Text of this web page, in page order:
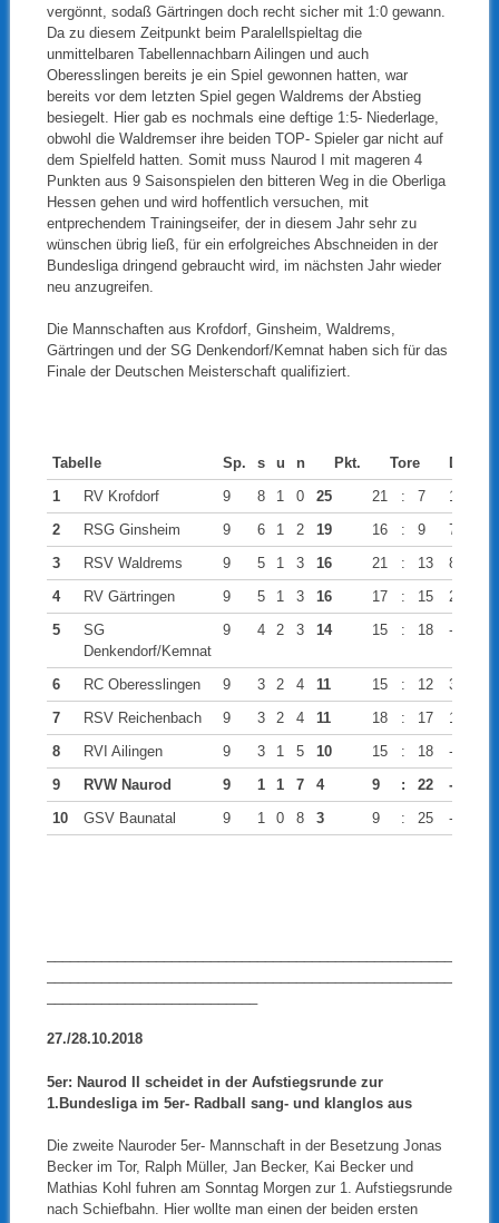
vergönnt, sodaß Gärtringen doch recht sicher mit 1:0 gewann.
Da zu diesem Zeitpunkt beim Paralellspieltag die
unmittelbaren Tabellennachbarn Ailingen und auch
Oberesslingen bereits je ein Spiel gewonnen hatten, war
bereits vor dem letzten Spiel gegen Waldrems der Abstieg
besiegelt. Hier gab es nochmals eine deftige 1:5- Niederlage,
obwohl die Waldremser ihre beiden TOP- Spieler gar nicht auf
dem Spielfeld hatten. Somit muss Naurod I mit mageren 4
Punkten aus 9 Saisonspielen den bitteren Weg in die Oberliga
Hessen gehen und wird hoffentlich versuchen, mit
entprechendem Trainingseifer, der in diesem Jahr sehr zu
wünschen übrig ließ, für ein erfolgreiches Abschneiden in der
Bundesliga dringend gebraucht wird, im nächsten Jahr wieder
neu anzugreifen.
Die Mannschaften aus Krofdorf, Ginsheim, Waldrems,
Gärtringen und der SG Denkendorf/Kemnat haben sich für das
Finale der Deutschen Meisterschaft qualifiziert.
Tabelle Sp. s u n Pkt. Tore
Diff.
1
RV Krofdorf 9 8 1 0 25 21 : 7
14
2
RSG Ginsheim 9 6 1 2 19 16 : 9
7
3
RSV Waldrems 9 5 1 3 16 21 : 13
8
4
RV Gärtringen 9 5 1 3 16 17 : 15
2
5
SG
Denkendorf/Kemnat
9 4 2 3 14 15 : 18 -3
6 RC Oberesslingen 9 3 2 4 11 15 : 12
3
7
RSV Reichenbach 9 3 2 4 11 18 : 17
1
8
RVI Ailingen 9 3 1 5 10 15 : 18
-3
9
RVW Naurod 9 1 1 7 4 9 : 22
-13
10
GSV Baunatal 9 1 0 8 3 9 : 25 -16
27./28.10.2018
5er: Naurod II scheidet in der Aufstiegsrunde zur
1.Bundesliga im 5er- Radball sang- und klanglos aus
Die zweite Nauroder 5er- Mannschaft in der Besetzung Jonas
Becker im Tor, Ralph Müller, Jan Becker, Kai Becker und
Mathias Kohl fuhren am Sonntag Morgen zur 1. Aufstiegsrunde
nach Schiefbahn. Hier wollte man einen der beiden ersten